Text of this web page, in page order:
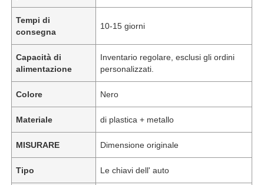
Tempi di
consegna
10-15 giorni
Capacità di
alimentazione
Inventario regolare, esclusi gli ordini
personalizzati.
Colore Nero
Materiale di plastica + metallo
MISURARE Dimensione originale
Tipo Le chiavi dell' auto